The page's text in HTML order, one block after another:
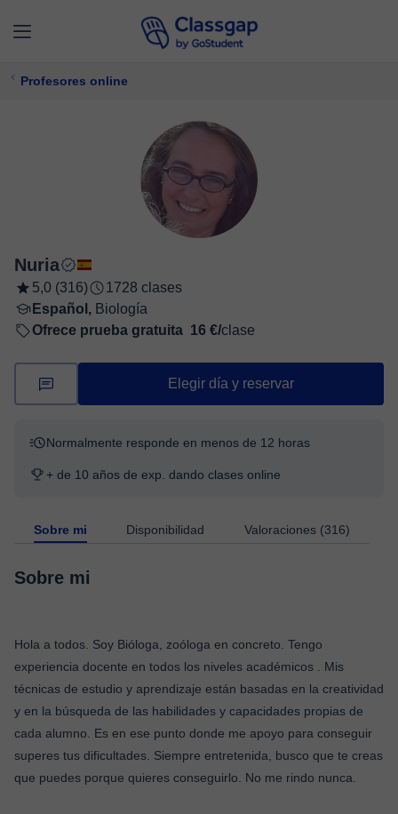
Profesores online
Nuria
5,0 (316)
1728 clases
Español, Biología
Ofrece prueba gratuita 16 €/clase
Elegir día y reservar
Normalmente responde en menos de 12 horas
+ de 10 años de exp. dando clases online
Sobre mi Disponibilidad Valoraciones (316)
Sobre mi
Hola a todos. Soy Bióloga, zoóloga en concreto. Tengo
experiencia docente en todos los niveles académicos . Mis
técnicas de estudio y aprendizaje están basadas en la creatividad
y en la búsqueda de las habilidades y capacidades propias de
cada alumno. Es en ese punto donde me apoyo para conseguir
superes tus dificultades. Siempre entretenida, busco que te creas
que puedes porque quieres conseguirlo. No me rindo nunca.